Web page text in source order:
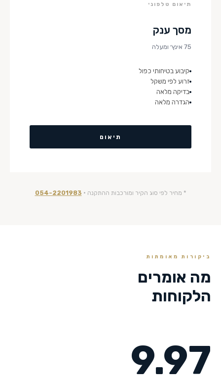
תיאום טלפוני
מסך ענק
75 אינץ׳ ומעלה
קיבוע בטיחותי כפול
זרוע לפי משקל
בדיקה מלאה
הגדרה מלאה
תיאום
* מחיר לפי סוג הקיר ומורכבות ההתקנה · 054-2201983
ביקורות מאומתות
מה אומרים
הלקוחות
9.97